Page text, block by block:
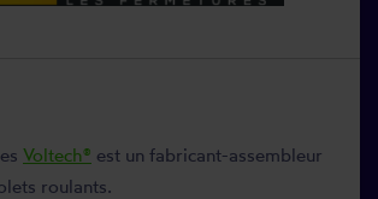
Voltech® est un fabricant-assembleur
roulants.